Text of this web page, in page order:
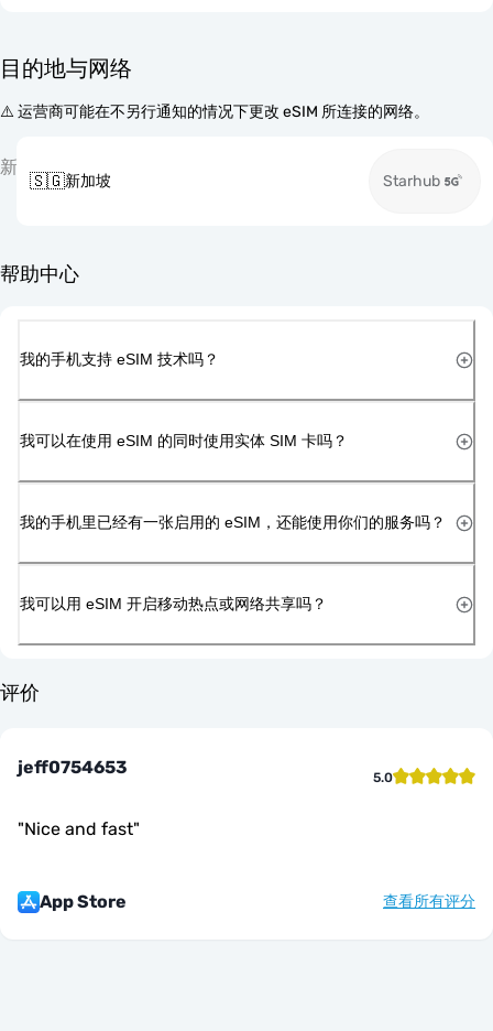
目的地与网络
⚠️ 运营商可能在不另行通知的情况下更改 eSIM 所连接的网络。
新
🇸🇬新加坡 Starhub
帮助中心
我的手机支持 eSIM 技术吗？
我可以在使用 eSIM 的同时使用实体 SIM 卡吗？
我的手机里已经有一张启用的 eSIM，还能使用你们的服务吗？
我可以用 eSIM 开启移动热点或网络共享吗？
评价
jeff0754653 5.0
"Nice and fast"
App Store 查看所有评分